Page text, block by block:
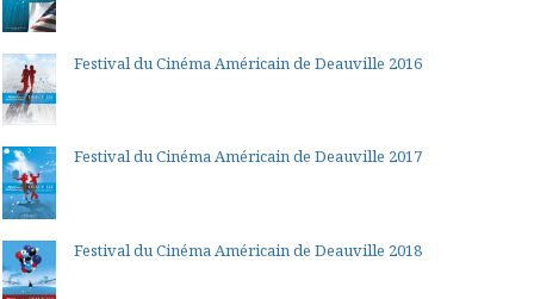
Festival du Cinéma Américain de Deauville 2016
Festival du Cinéma Américain de Deauville 2017
Festival du Cinéma Américain de Deauville 2018